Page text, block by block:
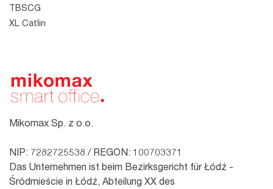
Mikomax Sp. z o.o.
NIP: 7282725538 / REGON: 100703371
Das Unternehmen ist beim Bezirksgericht für Łódź -
Śródmieście in Łódź, Abteilung XX des
TBSCG
XL Catlin